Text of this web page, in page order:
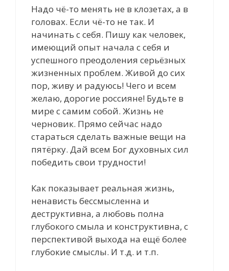
Надо чё-то менять не в клозетах, а в
головах. Если чё-то не так. И
начинать с себя. Пишу как человек,
имеющий опыт начала с себя и
успешного преодоления серьёзных
жизненных проблем. Живой до сих
пор, живу и радуюсь! Чего и всем
желаю, дорогие россияне! Будьте в
мире с самим собой. Жизнь не
черновик. Прямо сейчас надо
стараться сделать важные вещи на
пятёрку. Дай всем Бог духовных сил
победить свои трудности!
Как показывает реальная жизнь,
ненависть бессмысленна и
деструктивна, а любовь полна
глубокого смыла и конструктивна, с
перспективой выхода на ещё более
глубокие смыслы. И т.д. и т.п.